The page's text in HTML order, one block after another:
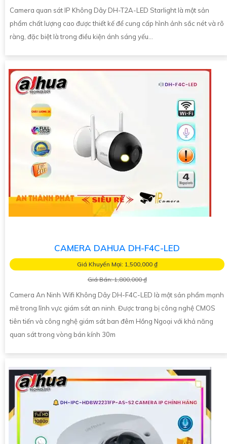
Camera quan sát IP Không Dây DH-T2A-LED Starlight là một sản
phẩm chất lượng cao được thiết kế để cung cấp hình ảnh sắc nét và rõ
ràng, đặc biệt là trong điều kiện ánh sáng yếu...
CAMERA DAHUA DH-F4C-LED
Giá Khuyến Mại: 1,500,000 ₫
Giá Bán: 1,800,000 ₫
Camera An Ninh Wifi Không Dây DH-F4C-LED là một sản phẩm mạnh
mẽ trong lĩnh vực giám sát an ninh. Được trang bị công nghệ CMOS
tiên tiến và công nghệ giám sát ban đêm Hồng Ngoại với khả năng
quan sát trong vòng bán kính 30m